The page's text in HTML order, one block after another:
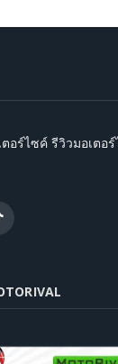
อร์ไซค์ รีวิวมอเตอ